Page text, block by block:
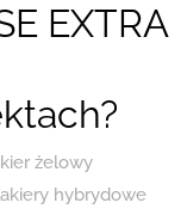
EXTRA
żelowy
hybrydowe